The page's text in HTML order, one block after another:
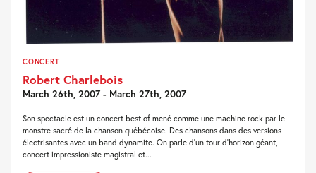
CONCERT
Robert Charlebois
March 26th, 2007 - March 27th, 2007
Son spectacle est un concert best of mené comme une machine rock par le
monstre sacré de la chanson québécoise. Des chansons dans des versions
électrisantes avec un band dynamite. On parle d'un tour d'horizon géant,
concert impressioniste magistral et...